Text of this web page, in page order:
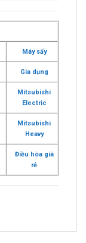
Máy sấy
Gia dụng
Mitsubishi
Electric
Mitsubishi
Heavy
Điều hòa giá
rẻ